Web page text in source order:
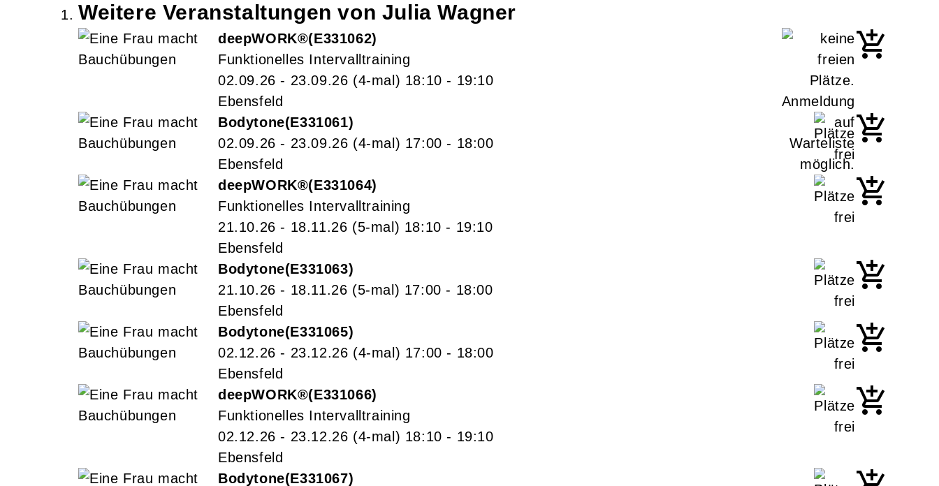
Weitere Veranstaltungen von JuliaWagner
deepWORK® E331062
Funktionelles Intervalltraining
02.09.26 - 23.09.26 (4-mal) 18:10 - 19:10
Ebensfeld
Bodytone E331061
02.09.26 - 23.09.26 (4-mal) 17:00 - 18:00
Ebensfeld
deepWORK® E331064
Funktionelles Intervalltraining
21.10.26 - 18.11.26 (5-mal) 18:10 - 19:10
Ebensfeld
Bodytone E331063
21.10.26 - 18.11.26 (5-mal) 17:00 - 18:00
Ebensfeld
Bodytone E331065
02.12.26 - 23.12.26 (4-mal) 17:00 - 18:00
Ebensfeld
deepWORK® E331066
Funktionelles Intervalltraining
02.12.26 - 23.12.26 (4-mal) 18:10 - 19:10
Ebensfeld
Bodytone E331067